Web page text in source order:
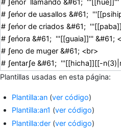
Plantillas usadas en esta página:
Plantilla:an (ver código)
Plantilla:an1 (ver código)
Plantilla:der (ver código)